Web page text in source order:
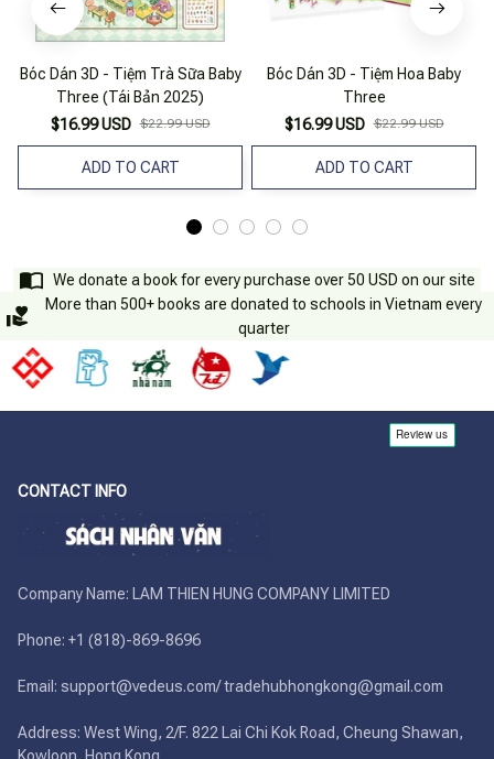
Bóc Dán 3D - Tiệm Trà Sữa Baby
Three (Tái Bản 2025)
$16.99 USD $22.99 USD
ADD TO CART
Bóc Dán 3D - Tiệm Hoa Baby
Three
$16.99 USD $22.99 USD
ADD TO CART
We donate a book for every purchase over 50 USD on our site
More than 500+ books are donated to schools in Vietnam every
quarter
CONTACT INFO
Company Name: LAM THIEN HUNG COMPANY LIMITED
Phone: +1 (818)-869-8696
Email: support@vedeus.com/ tradehubhongkong@gmail.com
Address: West Wing, 2/F. 822 Lai Chi Kok Road, Cheung Shawan,